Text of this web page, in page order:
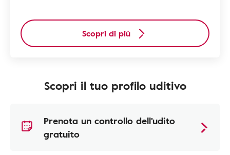
Scopri di più
Scopri il tuo profilo uditivo
Prenota un controllo dell'udito
gratuito